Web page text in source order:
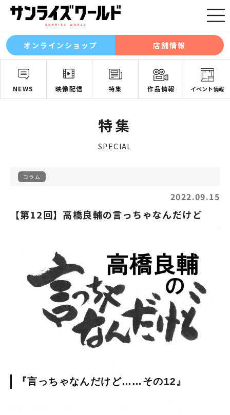
オンラインショップ 店舗情報
NEWS 映像配信 特集 作品情報 イベント情報
特集
SPECIAL
コラム
2022.09.15
【第12回】高橋良輔の言っちゃなんだけど
『言っちゃなんだけど……その12』